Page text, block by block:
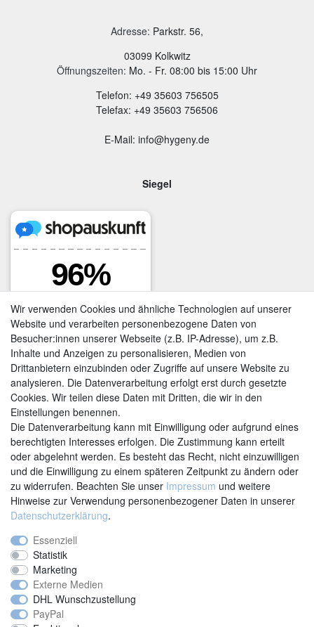
Adresse: Parkstr. 56,
03099 Kolkwitz
Öffnungszeiten: Mo. - Fr. 08:00 bis 15:00 Uhr
Telefon: +49 35603 756505
Telefax: +49 35603 756506
E-Mail: info@hygeny.de
Siegel
Vertrag widerrufen
Wir verwenden Cookies und ähnliche Technologien auf unserer
Website und verarbeiten personenbezogene Daten von
Besucher:innen unserer Webseite (z.B. IP-Adresse), um z.B.
Inhalte und Anzeigen zu personalisieren, Medien von
Drittanbietern einzubinden oder Zugriffe auf unsere Website zu
analysieren. Die Datenverarbeitung erfolgt erst durch gesetzte
Cookies. Wir teilen diese Daten mit Dritten, die wir in den
Einstellungen benennen.
Die Datenverarbeitung kann mit Einwilligung oder aufgrund eines
berechtigten Interesses erfolgen. Die Zustimmung kann erteilt
oder abgelehnt werden. Es besteht das Recht, nicht einzuwilligen
und die Einwilligung zu einem späteren Zeitpunkt zu ändern oder
zu widerrufen. Beachten Sie unser Impressum und weitere
Hinweise zur Verwendung personenbezogener Daten in unserer
Daten­schutz­erklärung.
Essenziell
Statistik
Marketing
Externe Medien
DHL Wunschzustellung
PayPal